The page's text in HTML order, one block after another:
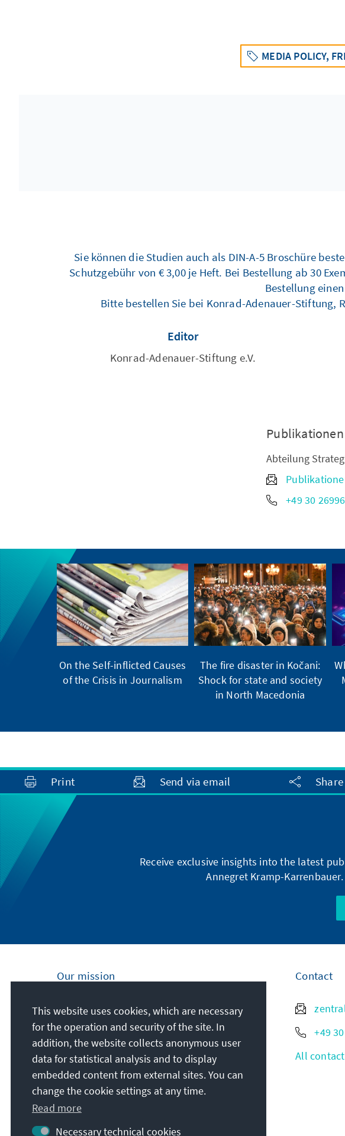
MEDIA POLICY,
Sie können die Studien auch als DIN-A-5 Broschüre
Schutzgebühr von € 3,00 je Heft. Bei Bestellung ab 30
Bestellung
Bitte bestellen Sie bei Konrad-Adenauer-Stiftung,
Editor
Konrad-Adenauer-Stiftung e.V.
Publikationen
Abteilung
+49 30
On the Self-inflicted Causes
of the Crisis in Journalism
The fire disaster in Kočani:
Shock for state and society
in North Macedonia
Print Send via email Share
Receive exclusive insights into the latest
Annegret Kramp-
Our mission
Nationally and internationally, the Konrad
Adenauer Foundation is committed to
achieving and maintaining peace, freedom
and justice through political education. We
promote and preserve free democracy, the
social market economy, and the
development and consolidation of the value
consensus.
Contact
+49
All
This website uses cookies, which are necessary
for the operation and security of the site. In
addition, the website collects anonymous user
data for statistical analysis and to display
embedded content from external sites. You can
change the cookie settings at any time.
Read more
Necessary technical cookies